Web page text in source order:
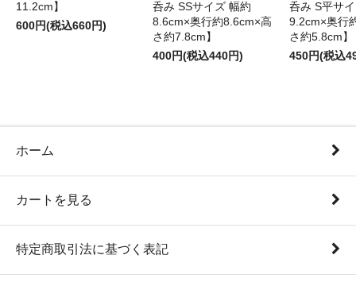
11.2cm】
600円(税込660円)
呑み SSサイズ 幅約
8.6cm×奥行約8.6cm×高
さ約7.8cm】
400円(税込440円)
呑み S平サ
9.2cm×奥行
さ約5.8cm】
450円(税込
ホーム
カートを見る
特定商取引法に基づく表記